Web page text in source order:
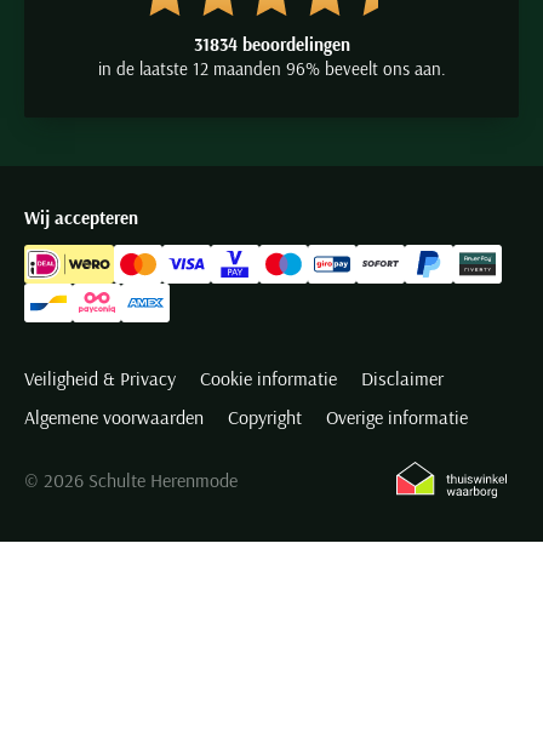
31834 beoordelingen
in de laatste 12 maanden 96% beveelt ons aan.
Wij accepteren
Veiligheid & Privacy Cookie informatie
Disclaimer
Algemene voorwaarden
Copyright Overige informatie
© 2026 Schulte Herenmode